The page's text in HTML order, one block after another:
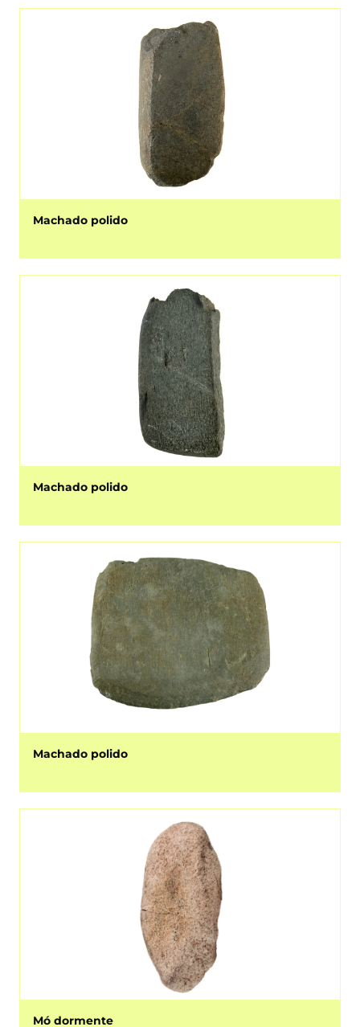
Machado polido
Machado polido
Machado polido
Mó dormente